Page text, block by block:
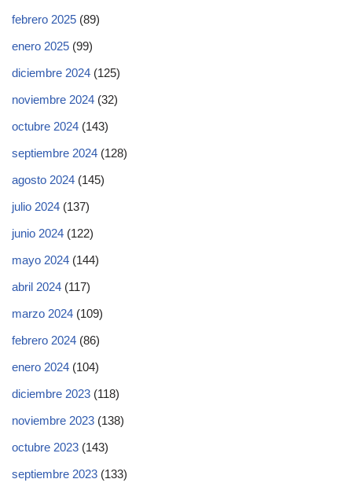
febrero 2025 (89)
enero 2025 (99)
diciembre 2024 (125)
noviembre 2024 (32)
octubre 2024 (143)
septiembre 2024 (128)
agosto 2024 (145)
julio 2024 (137)
junio 2024 (122)
mayo 2024 (144)
abril 2024 (117)
marzo 2024 (109)
febrero 2024 (86)
enero 2024 (104)
diciembre 2023 (118)
noviembre 2023 (138)
octubre 2023 (143)
septiembre 2023 (133)